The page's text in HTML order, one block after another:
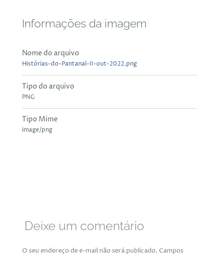
Informações da imagem
Nome do arquivo
Histórias-do-Pantanal-II-out-2022.png
Tipo do arquivo
PNG
Tipo Mime
image/png
Deixe um comentário
O seu endereço de e-mail não será publicado. Campos